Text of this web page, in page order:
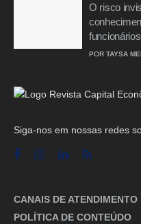
O risco
funcionários
POR TAYSA
Siga-nos em nossas redes
CANAIS DE ATENDIMENTO
POLÍTICA DE CONTEÚDO